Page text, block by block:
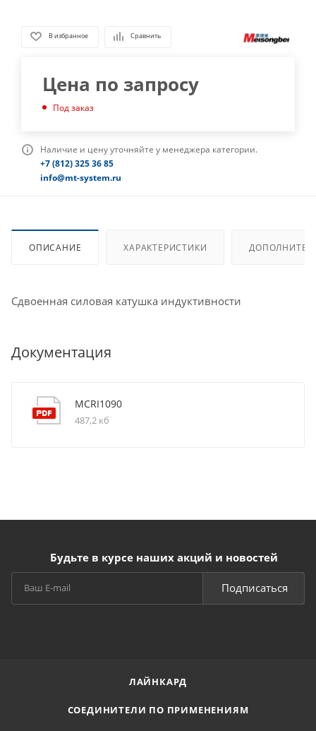
В избранное Сравнить
Цена по запросу
Под заказ
Наличие и цену уточняйте у менеджера категории.
+7 (812) 325 36 85
info@mt-system.ru
ОПИСАНИЕ ХАРАКТЕРИСТИКИ
Сдвоенная силовая катушка индуктивности
Документация
MCRI1090
487,2 кб
Будьте в курсе наших акций и новостей
Подписаться
ЛАЙНКАРД
СОЕДИНИТЕЛИ ПО ПРИМЕНЕНИЯМ